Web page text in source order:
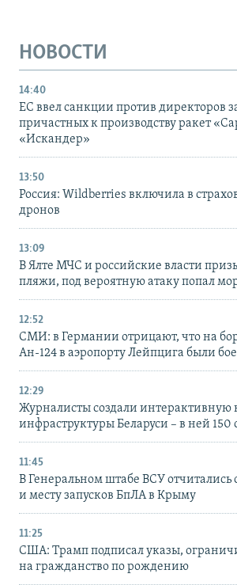
НОВОСТИ
14:40
ЕС ввел санкции против директоров
причастных к производству ракет
«Искандер»
13:50
Россия: Wildberries включила в
дронов
13:09
В Ялте МЧС и российские власти
пляжи, под вероятную атаку попал
12:52
СМИ: в Германии отрицают, что на
Ан-124 в аэропорту Лейпцига были
12:29
Журналисты создали интерактивную
инфраструктуры Беларуси – в ней 150
11:45
В Генеральном штабе ВСУ отчитались
и месту запусков БпЛА в Крыму
11:25
США: Трамп подписал указы,
на гражданство по рождению